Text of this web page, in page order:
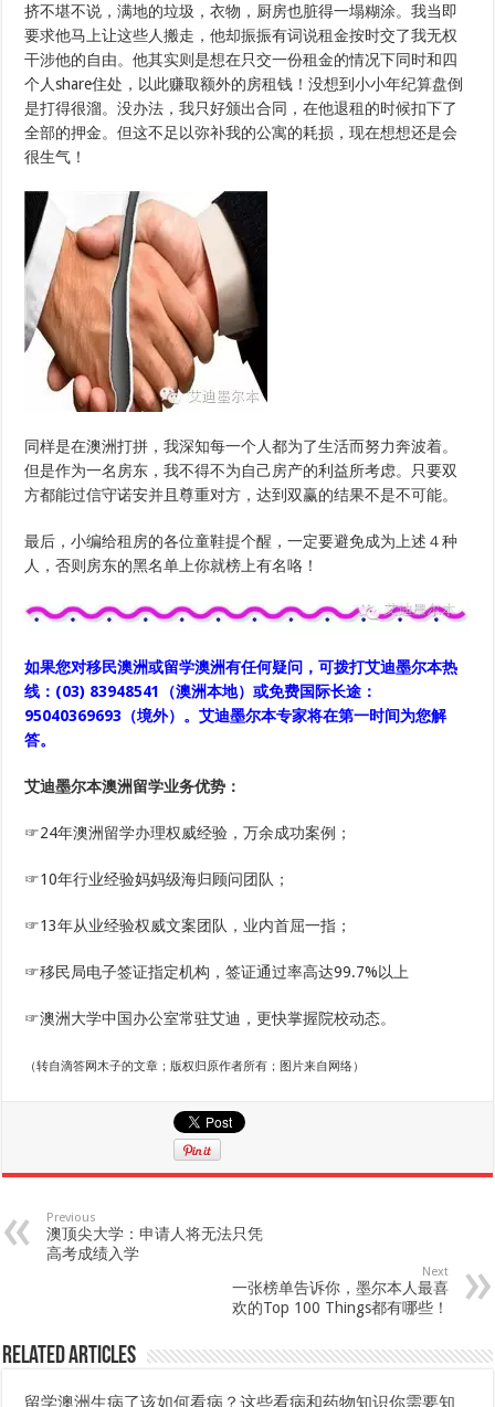
挤不堪不说，满地的垃圾，衣物，厨房也脏得一塌糊涂。我当即
要求他马上让这些人搬走，他却振振有词说租金按时交了我无权
干涉他的自由。他其实则是想在只交一份租金的情况下同时和四
个人share住处，以此赚取额外的房租钱！没想到小小年纪算盘倒
是打得很溜。没办法，我只好颁出合同，在他退租的时候扣下了
全部的押金。但这不足以弥补我的公寓的耗损，现在想想还是会
很生气！
同样是在澳洲打拼，我深知每一个人都为了生活而努力奔波着。
但是作为一名房东，我不得不为自己房产的利益所考虑。只要双
方都能过信守诺安并且尊重对方，达到双赢的结果不是不可能。
最后，小编给租房的各位童鞋提个醒，一定要避免成为上述４种
人，否则房东的黑名单上你就榜上有名咯！
如果您对移民澳洲或留学澳洲有任何疑问，可拨打艾迪墨尔本热
线：(03) 83948541（澳洲本地）或免费国际长途：
95040369693（境外）。艾迪墨尔本专家将在第一时间为您解
答。
艾迪墨尔本澳洲留学业务优势：
☞24年澳洲留学办理权威经验，万余成功案例；
☞10年行业经验妈妈级海归顾问团队；
☞13年从业经验权威文案团队，业内首屈一指；
☞移民局电子签证指定机构，签证通过率高达99.7%以上
☞澳洲大学中国办公室常驻艾迪，更快掌握院校动态。
（转自滴答网木子的文章；版权归原作者所有；图片来自网络）
Previous
澳顶尖大学：申请人将无法只凭
高考成绩入学
Next
一张榜单告诉你，墨尔本人最喜
欢的Top 100 Things都有哪些！
Related Articles
留学澳洲生病了该如何看病？这些看病和药物知识你需要知